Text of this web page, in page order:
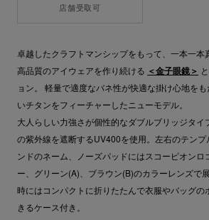
店舗受取可
卓越したクラフトマンシップをもって、一本一本
高品質のアイウェアを作り続ける ＜金子眼鏡＞
ョン。 軽量で適度なバネ性が快適な掛け心地を
いチタンをフィーチャーしたニューモデル。
大人らしい力強さが個性的なダブルブリッジタイ
の紫外線を遮断するUV400を使用。左右のテンプ
ンドのネーム、ノーズパッドにはスコーピオンロ
ー、グリーン(A)、ブラウン(B)のカラーレンズで
時にはコンパクトに折りたたんで衣服やバッグの
きるケース付き。